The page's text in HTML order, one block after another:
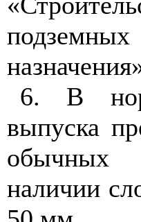
6. В
выпуска
обычных
наличии